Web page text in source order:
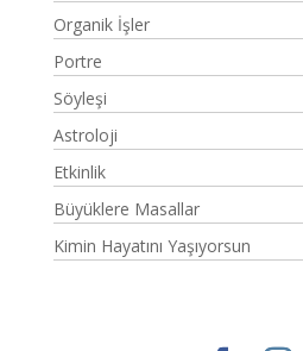
Organik İşler
Portre
Söyleşi
Astroloji
Etkinlik
Büyüklere Masallar
Kimin Hayatını Yaşıyorsun